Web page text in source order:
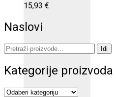
15,93 €
Naslovi
Pretraži: Idi
Kategorije proizvoda